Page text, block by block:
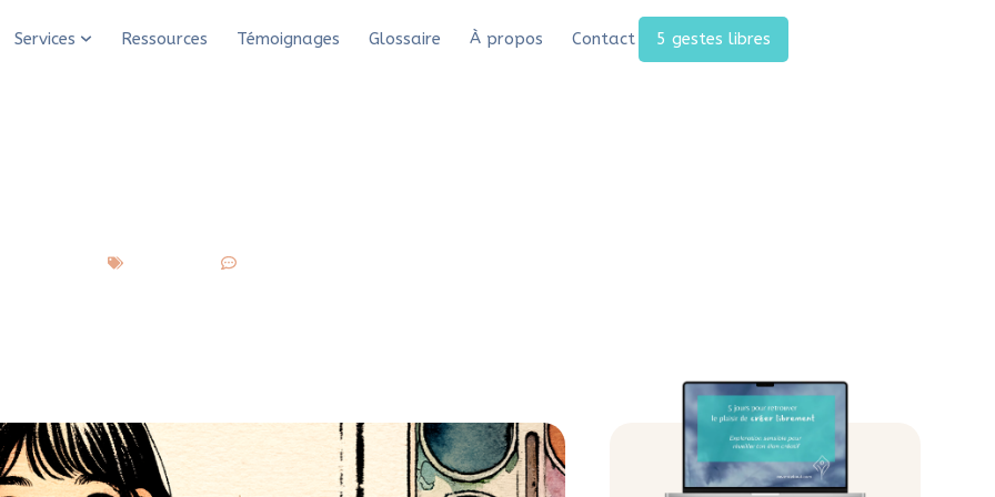
Services Ressources Témoignages Glossaire À propos Contact 5 gestes libres
(re)mettre à la peinture